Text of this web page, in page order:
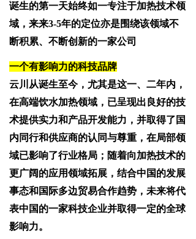
诞生的第一天始终如一专注于加热技术领
域，来来3-5年的定位亦是围绕该领域不
断积累、不断创新的一家公司
一个有影响力的科技品牌
云川从诞生至今，尤其是这一、二年内，
在高端饮水加热领域，已呈现出良好的技
术提供实力和产品开发能力，并取得了国
内同行和供应商的认同与尊重，在局部领
域已影响了行业格局；随着向加热技术的
更广阔的应用领域拓展，结合中国的发展
事态和国际多边贸易合作趋势，未来将代
表中国的一家科技企业并取得一定的全球
影响力。